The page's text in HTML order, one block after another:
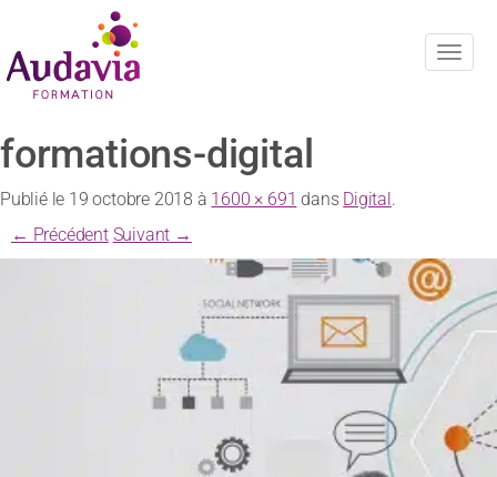
formations-digital
Publié le 19 octobre 2018 à 1600 × 691 dans Digital .
← Précédent Suivant →